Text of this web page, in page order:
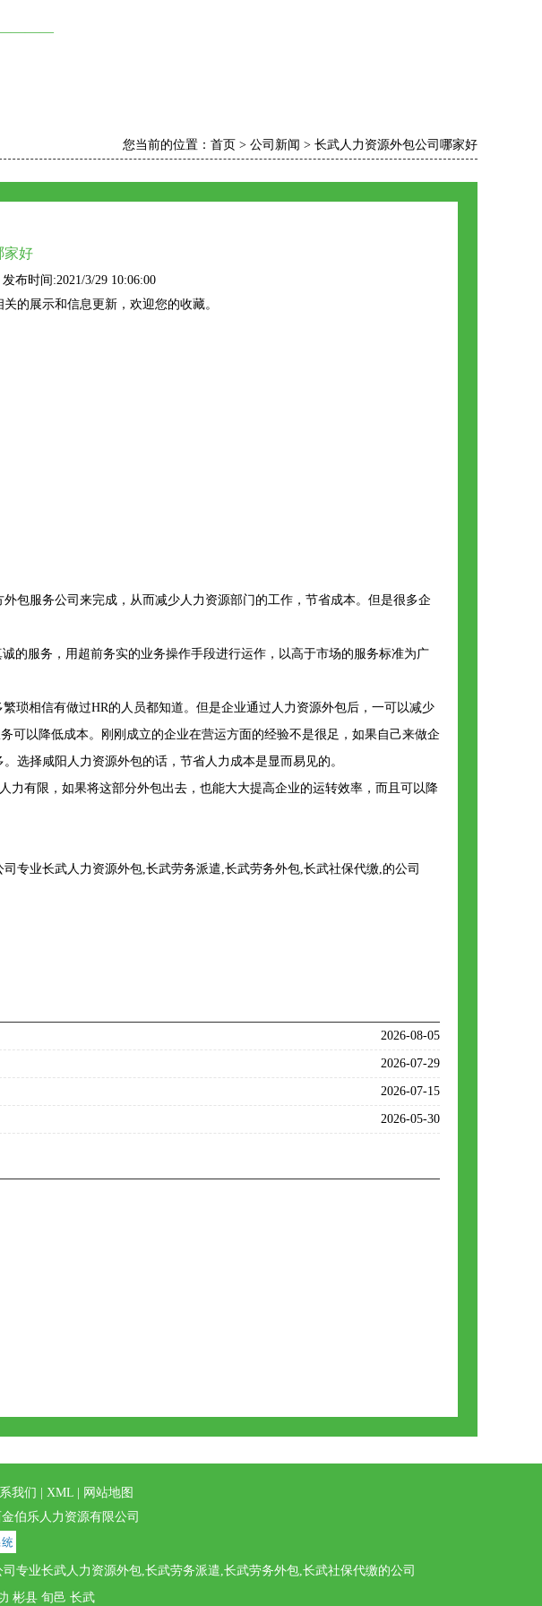
您当前的位置： 首页 > 公司新闻 > 长武人力资源外包公司哪家好
家好
布时间:2021/3/29 10:06:00
的展示和信息更新，欢迎您的收藏。
包服务公司来完成，从而减少人力资源部门的工作，节省成本。但是很多企
的服务，用超前务实的业务操作手段进行运作，以高于市场的服务标准为广
琐相信有做过HR的人员都知道。但是企业通过人力资源外包后，一可以减少
可以降低成本。刚刚成立的企业在营运方面的经验不是很足，如果自己来做企
选择咸阳人力资源外包的话，节省人力成本是显而易见的。
有限，如果将这部分外包出去，也能大大提高企业的运转效率，而且可以降
专业长武人力资源外包,长武劳务派遣,长武劳务外包,长武社保代缴,的公司
2026-08-05
2026-07-29
2026-07-15
2026-05-30
我们 XML
网站地图
伯乐人力资源有限公司
专业长武人力资源外包,长武劳务派遣,长武劳务外包,长武社保代缴的公司
彬县 旬邑 长武